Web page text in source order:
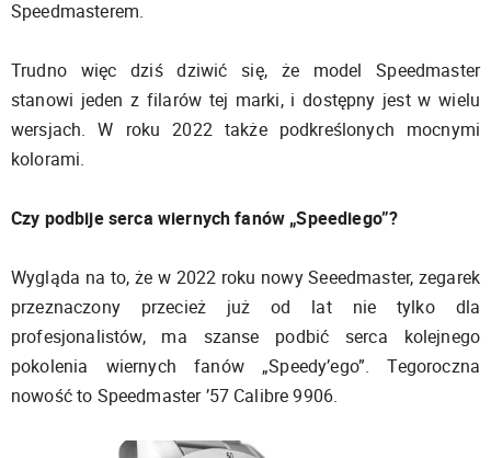
Speedmasterem.
Trudno więc dziś dziwić się, że model Speedmaster
stanowi jeden z filarów tej marki, i dostępny jest w wielu
wersjach. W roku 2022 także podkreślonych mocnymi
kolorami.
Czy podbije serca wiernych fanów „Speediego”?
Wygląda na to, że w 2022 roku nowy Seeedmaster, zegarek
przeznaczony przecież już od lat nie tylko dla
profesjonalistów, ma szanse podbić serca kolejnego
pokolenia wiernych fanów „Speedy’ego”. Tegoroczna
nowość to Speedmaster ’57 Calibre 9906.